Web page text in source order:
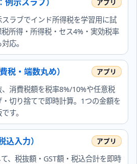
ラブでインド所得税を学習用に試
所得・所得税・セス4%・実効税率
応。
・端数丸め）
消費税額を税率8%/10%や任意税
切り捨てで即時計算。1つの金額を
す。
込入力）
、税抜額・GST額・税込合計を即時